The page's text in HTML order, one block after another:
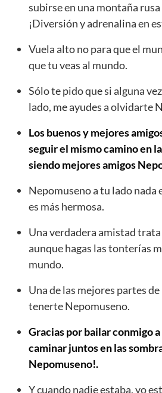
subirse en una montaña
¡Diversión y adrenalina en
Vuela alto no para que el
que tu veas al mundo.
Sólo te pido que si alguna
lado, me ayudes a olvidarte
Los buenos y mejores
seguir el mismo camino en
siendo mejores amigos
Nepomuseno a tu lado nada
es más hermosa.
Una verdadera amistad trata
aunque hagas las tonterías
mundo.
Una de las mejores partes
tenerte Nepomuseno.
Gracias por bailar conmigo
caminar juntos en las
Nepomuseno!.
Y cuando nadie estaba, yo